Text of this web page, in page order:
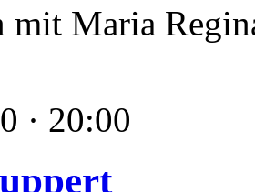
mit Maria
· 20:00